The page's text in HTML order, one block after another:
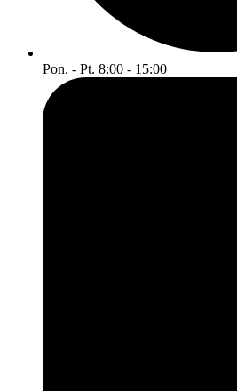
Pon. - Pt. 8:00 - 15:00